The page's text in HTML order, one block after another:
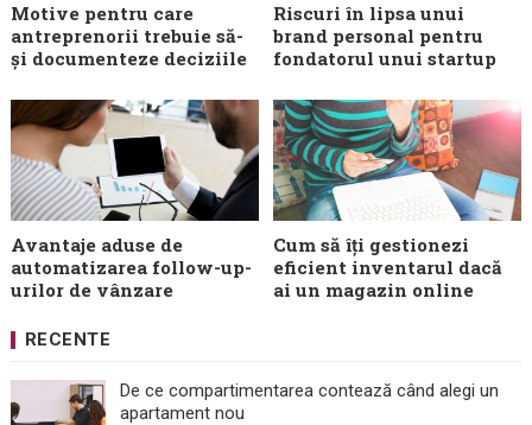
Motive pentru care
antreprenorii trebuie să-
și documenteze deciziile
Riscuri în lipsa unui
brand personal pentru
fondatorul unui startup
Avantaje aduse de
automatizarea follow-up-
urilor de vânzare
Cum să îți gestionezi
eficient inventarul dacă
ai un magazin online
RECENTE
De ce compartimentarea contează când alegi un
apartament nou